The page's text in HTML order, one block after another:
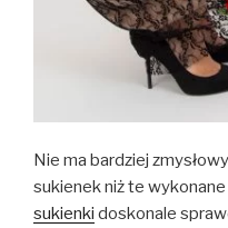
Nie ma bardziej
sukienek niż te
sukienki doskonale